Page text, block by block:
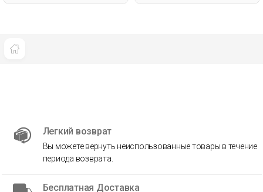
Легкий возврат
Вы можете вернуть неиспользованные товары в течение
периода возврата.
Бесплатная Доставка